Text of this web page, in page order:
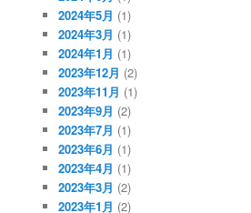
2024年5月 (1)
2024年3月 (1)
2024年1月 (1)
2023年12月 (2)
2023年11月 (1)
2023年9月 (2)
2023年7月 (1)
2023年6月 (1)
2023年4月 (1)
2023年3月 (2)
2023年1月 (2)